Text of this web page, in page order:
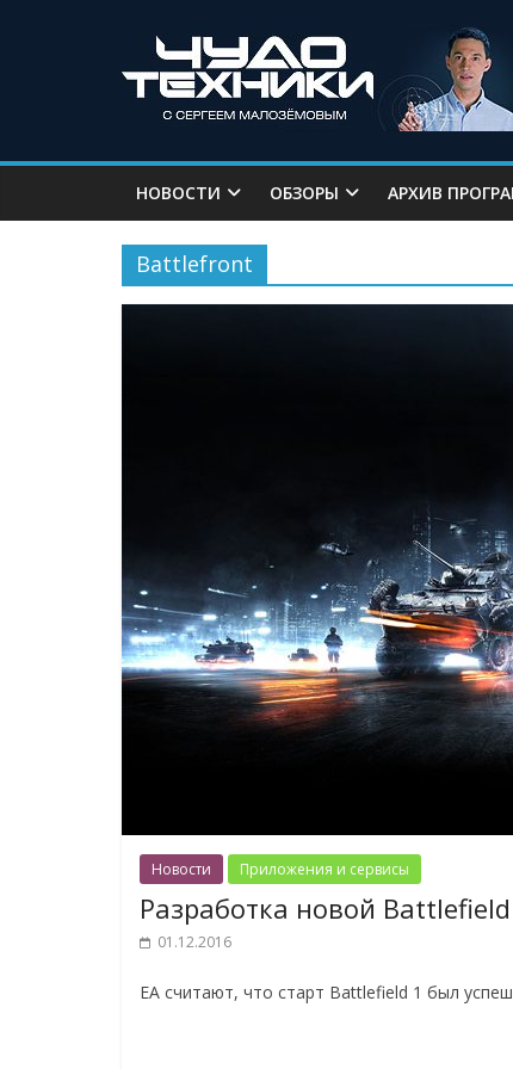
НОВОСТИ ОБЗОРЫ АРХИВ
Battlefront
Новости Приложения и сервисы
Разработка новой
01.12.2016
EA считают, что старт Battlefield 1 был